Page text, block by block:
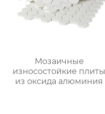
Мозаичные
износостойкие плиты
из оксида алюминия